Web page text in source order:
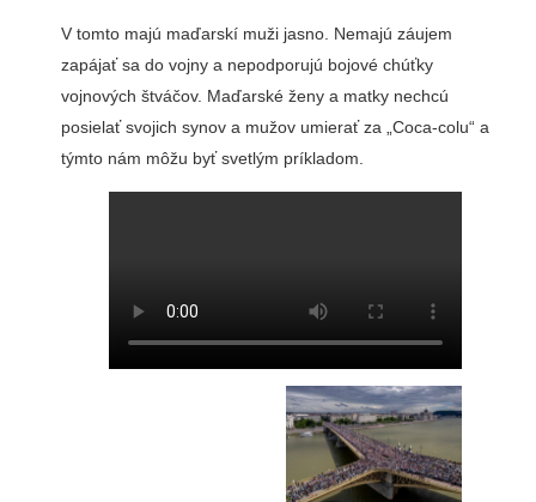
V tomto majú maďarskí muži jasno. Nemajú záujem
zapájať sa do vojny a nepodporujú bojové chúťky
vojnových štváčov. Maďarské ženy a matky nechcú
posielať svojich synov a mužov umierať za „Coca-colu“ a
týmto nám môžu byť svetlým príkladom.